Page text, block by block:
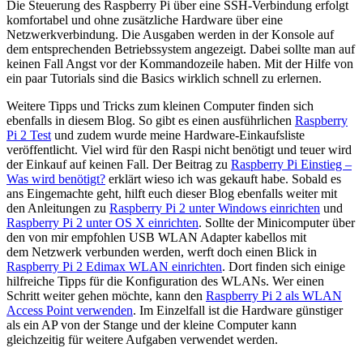
Die Steuerung des Raspberry Pi über eine SSH-Verbindung erfolgt
komfortabel und ohne zusätzliche Hardware über eine
Netzwerkverbindung. Die Ausgaben werden in der Konsole auf
dem entsprechenden Betriebssystem angezeigt. Dabei sollte man auf
keinen Fall Angst vor der Kommandozeile haben. Mit der Hilfe von
ein paar Tutorials sind die Basics wirklich schnell zu erlernen.
Weitere Tipps und Tricks zum kleinen Computer finden sich
ebenfalls in diesem Blog. So gibt es einen ausführlichen Raspberry
Pi 2 Test und zudem wurde meine Hardware-Einkaufsliste
veröffentlicht. Viel wird für den Raspi nicht benötigt und teuer wird
der Einkauf auf keinen Fall. Der Beitrag zu Raspberry Pi Einstieg –
Was wird benötigt? erklärt wieso ich was gekauft habe. Sobald es
ans Eingemachte geht, hilft euch dieser Blog ebenfalls weiter mit
den Anleitungen zu Raspberry Pi 2 unter Windows einrichten und
Raspberry Pi 2 unter OS X einrichten. Sollte der Minicomputer über
den von mir empfohlen USB WLAN Adapter kabellos mit
dem Netzwerk verbunden werden, werft doch einen Blick in
Raspberry Pi 2 Edimax WLAN einrichten. Dort finden sich einige
hilfreiche Tipps für die Konfiguration des WLANs. Wer einen
Schritt weiter gehen möchte, kann den Raspberry Pi 2 als WLAN
Access Point verwenden. Im Einzelfall ist die Hardware günstiger
als ein AP von der Stange und der kleine Computer kann
gleichzeitig für weitere Aufgaben verwendet werden.